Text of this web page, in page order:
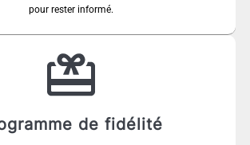
pour rester informé.
de fidélité